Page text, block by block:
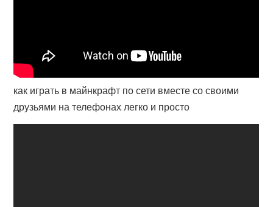
как играть в майнкрафт по сети вместе со своими
друзьями на телефонах легко и просто